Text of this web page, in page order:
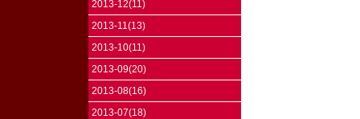
2013-12(11)
2013-11(13)
2013-10(11)
2013-09(20)
2013-08(16)
2013-07(18)